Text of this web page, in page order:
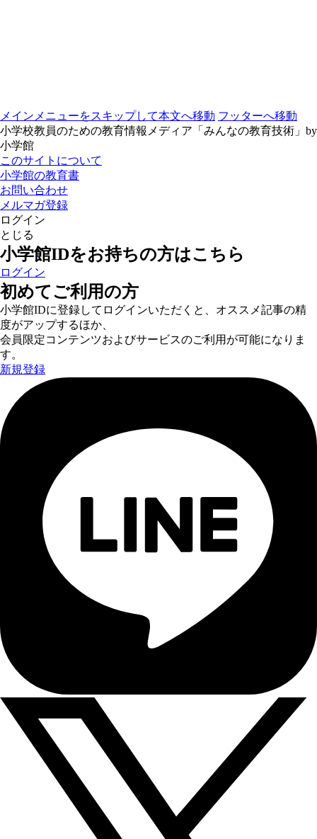
メインメニューをスキップして本文へ移動 フッターへ移動
小学校教員のための教育情報メディア「みんなの教育技術」by
小学館
このサイトについて
小学館の教育書
お問い合わせ
メルマガ登録
ログイン
とじる
小学館IDをお持ちの方はこちら
ログイン
初めてご利用の方
小学館IDに登録してログインいただくと、オススメ記事の精
度がアップするほか、
会員限定コンテンツおよびサービスのご利用が可能になりま
す。
新規登録